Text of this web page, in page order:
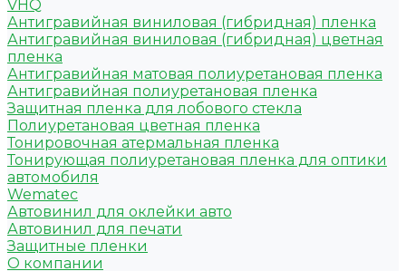
VHQ
Антигравийная виниловая (гибридная) пленка
Антигравийная виниловая (гибридная) цветная
пленка
Антигравийная матовая полиуретановая пленка
Антигравийная полиуретановая пленка
Защитная пленка для лобового стекла
Полиуретановая цветная пленка
Тонировочная атермальная пленка
Тонирующая полиуретановая пленка для оптики
автомобиля
Wematec
Автовинил для оклейки авто
Автовинил для печати
Защитные пленки
О компании